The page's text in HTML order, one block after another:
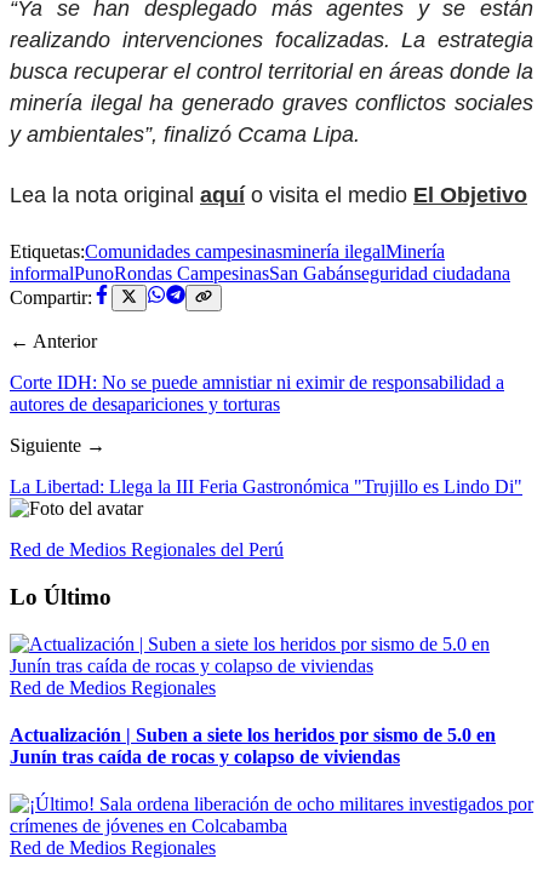
“Ya se han desplegado más agentes y se están
realizando intervenciones focalizadas. La estrategia
busca recuperar el control territorial en áreas donde la
minería ilegal ha generado graves conflictos sociales
y ambientales”, finalizó Ccama Lipa.
Lea la nota original aquí o visita el medio El Objetivo
Etiquetas:Comunidades campesinasminería ilegalMinería
informalPunoRondas CampesinasSan Gabánseguridad ciudadana
Compartir:
← Anterior
Corte IDH: No se puede amnistiar ni eximir de responsabilidad a
autores de desapariciones y torturas
Siguiente →
La Libertad: Llega la III Feria Gastronómica "Trujillo es Lindo Di"
Red de Medios Regionales del Perú
Lo Último
Red de Medios Regionales
Actualización | Suben a siete los heridos por sismo de 5.0 en
Junín tras caída de rocas y colapso de viviendas
Red de Medios Regionales